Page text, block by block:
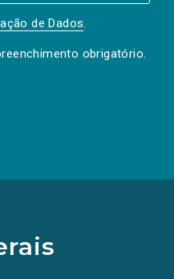
de Dados.
obrigatório.